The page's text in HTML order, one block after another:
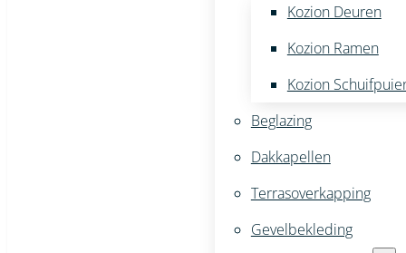
Kozion Deuren
Kozion Ramen
Kozion
Beglazing
Dakkapellen
Terrasoverkapping
Gevelbekleding